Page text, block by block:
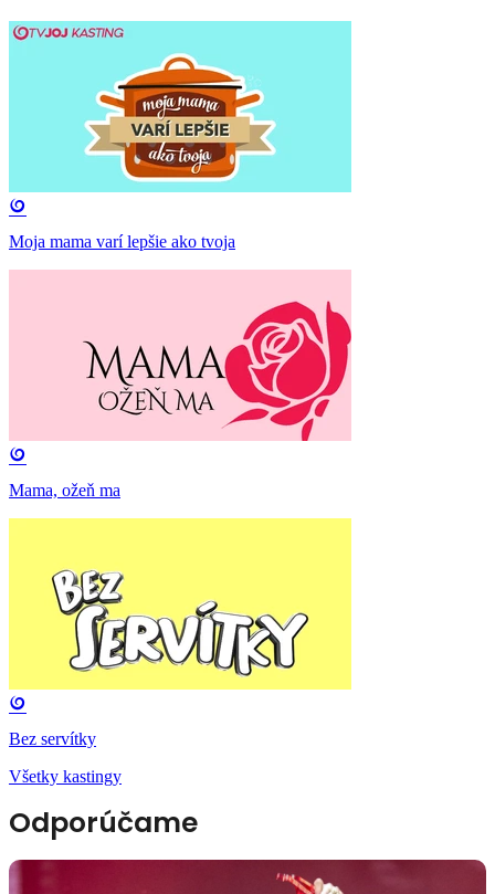
Moja mama varí lepšie ako tvoja
Mama, ožeň ma
Bez servítky
Všetky kastingy
Odporúčame